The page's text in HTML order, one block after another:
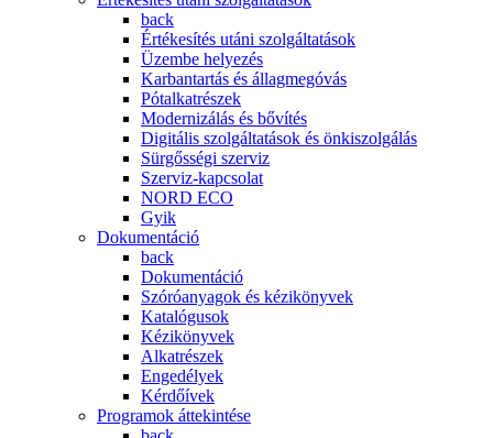
back
Értékesítés utáni szolgáltatások
Üzembe helyezés
Karbantartás és állagmegóvás
Pótalkatrészek
Modernizálás és bővítés
Digitális szolgáltatások és önkiszolgálás
Sürgősségi szerviz
Szerviz-kapcsolat
NORD ECO
Gyik
Dokumentáció
back
Dokumentáció
Szóróanyagok és kézikönyvek
Katalógusok
Kézikönyvek
Alkatrészek
Engedélyek
Kérdőívek
Programok áttekintése